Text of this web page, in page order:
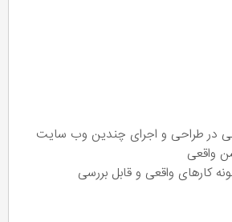
در طراحی و اجرای چندین وب سایت
واقعی
کارهای واقعی و قابل بررسی